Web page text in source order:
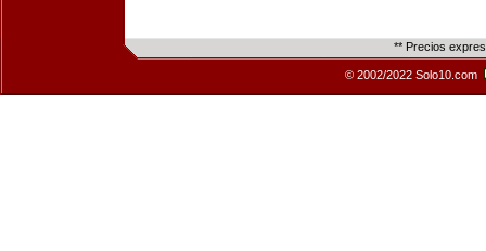
** Precios
© 2002/2022 Solo10.com